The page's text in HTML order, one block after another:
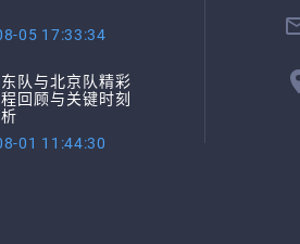
05 17:33:34
队与北京队精彩
回顾与关键时刻
01 11:44:30